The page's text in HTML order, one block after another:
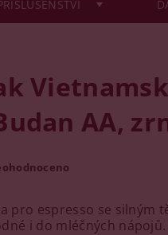
AA,
pro espresso se silným
i do mléčných